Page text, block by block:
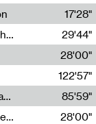
17'28"
Paysages animés #3 : Prairies – Histoires d’herbes et d’humains
29'44"
28'00"
122'57"
Formule Magique #3 : Selim-a Attalah Chettaoui
85'59"
Radia Show #1103 : “Learning AI How To Dream” by Sebastian Dingens (Radio Campus Bruxelles)
28'00"